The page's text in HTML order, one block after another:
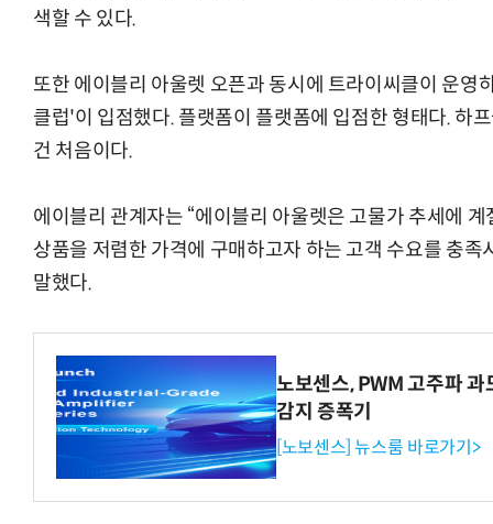
색할 수 있다.
또한 에이블리 아울렛 오픈과 동시에 트라이씨클이 운영
클럽'이 입점했다. 플랫폼이 플랫폼에 입점한 형태다. 하
건 처음이다.
에이블리 관계자는 “에이블리 아울렛은 고물가 추세에
상품을 저렴한 가격에 구매하고자 하는 고객 수요를 충
말했다.
노보센스, PWM 고주파
감지 증폭기
[노보센스] 뉴스룸 바로가기>